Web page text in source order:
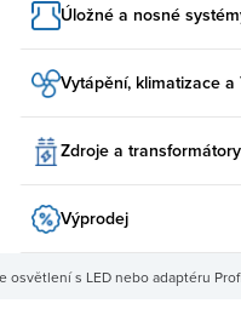
Úložné a nosné
Vytápění, klimatizace a
Zdroje a transformátory
Výprodej
osvětlení s LED nebo adaptéru